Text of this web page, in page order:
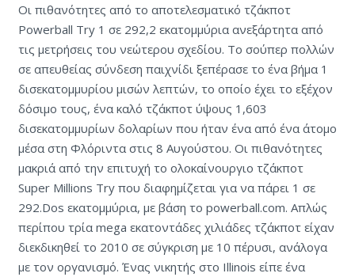
Οι πιθανότητες από το αποτελεσματικό τζάκποτ
Powerball Try 1 σε 292,2 εκατομμύρια ανεξάρτητα από
τις μετρήσεις του νεώτερου σχεδίου. Το σούπερ πολλών
σε απευθείας σύνδεση παιχνίδι ξεπέρασε το ένα βήμα 1
δισεκατομμυρίου μισών λεπτών, το οποίο έχει το εξέχον
δόσιμο τους, ένα καλό τζάκποτ ύψους 1,603
δισεκατομμυρίων δολαρίων που ήταν ένα από ένα άτομο
μέσα στη Φλόριντα στις 8 Αυγούστου. Οι πιθανότητες
μακριά από την επιτυχή το ολοκαίνουργιο τζάκποτ
Super Millions Try που διαφημίζεται για να πάρει 1 σε
292.Dos εκατομμύρια, με βάση το powerball.com. Απλώς
περίπου τρία mega εκατοντάδες χιλιάδες τζάκποτ είχαν
διεκδικηθεί το 2010 σε σύγκριση με 10 πέρυσι, ανάλογα
με τον οργανισμό. Ένας νικητής στο Illinois είπε ένα